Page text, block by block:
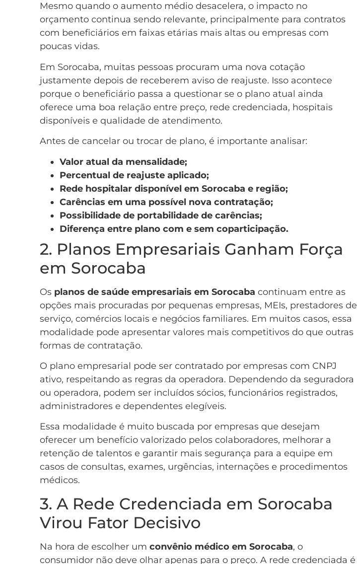
Mesmo quando o aumento médio desacelera, o impacto no
orçamento continua sendo relevante, principalmente para contratos
com beneficiários em faixas etárias mais altas ou empresas com
poucas vidas.
Em Sorocaba, muitas pessoas procuram uma nova cotação
justamente depois de receberem aviso de reajuste. Isso acontece
porque o beneficiário passa a questionar se o plano atual ainda
oferece uma boa relação entre preço, rede credenciada, hospitais
disponíveis e qualidade de atendimento.
Antes de cancelar ou trocar de plano, é importante analisar:
Valor atual da mensalidade;
Percentual de reajuste aplicado;
Rede hospitalar disponível em Sorocaba e região;
Carências em uma possível nova contratação;
Possibilidade de portabilidade de carências;
Diferença entre plano com e sem coparticipação.
2. Planos Empresariais Ganham Força
em Sorocaba
Os planos de saúde empresariais em Sorocaba continuam entre as
opções mais procuradas por pequenas empresas, MEIs, prestadores de
serviço, comércios locais e negócios familiares. Em muitos casos, essa
modalidade pode apresentar valores mais competitivos do que outras
formas de contratação.
O plano empresarial pode ser contratado por empresas com CNPJ
ativo, respeitando as regras da operadora. Dependendo da seguradora
ou operadora, podem ser incluídos sócios, funcionários registrados,
administradores e dependentes elegíveis.
Essa modalidade é muito buscada por empresas que desejam
oferecer um benefício valorizado pelos colaboradores, melhorar a
retenção de talentos e garantir mais segurança para a equipe em
casos de consultas, exames, urgências, internações e procedimentos
médicos.
3. A Rede Credenciada em Sorocaba
Virou Fator Decisivo
Na hora de escolher um convênio médico em Sorocaba, o
consumidor não deve olhar apenas para o preço. A rede credenciada é